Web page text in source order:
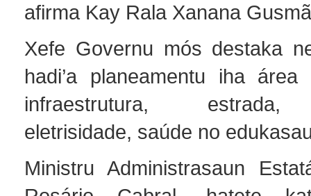
afirma Kay Rala Xanana
Xefe Governu mós destaka
hadi’a planeamentu iha
infraestrutura, estrada,
eletrisidade, saúde no
Ministru Administrasaun